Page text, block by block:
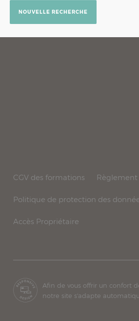
NOUVELLE RECHERCHE
CGV des formations
Politique de protection des
Accès Propriétaire
Afin de vous offrir un confort
notre site s'adapte